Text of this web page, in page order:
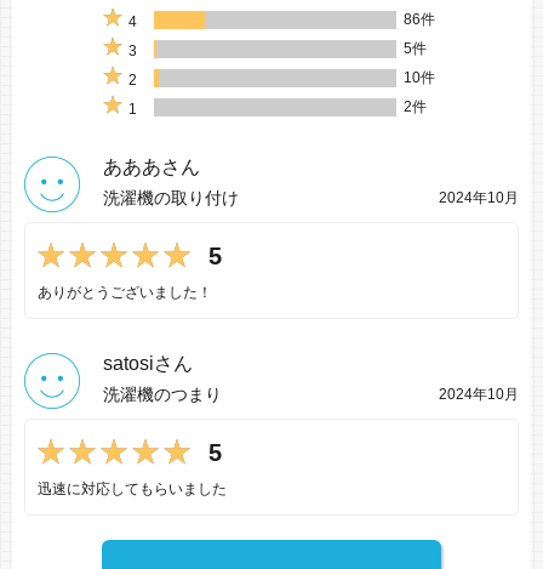
4
86件
3
5件
2
10件
1
2件
あああさん
洗濯機の取り付け 2024年10月
5
ありがとうございました！
satosiさん
洗濯機のつまり 2024年10月
5
迅速に対応してもらいました